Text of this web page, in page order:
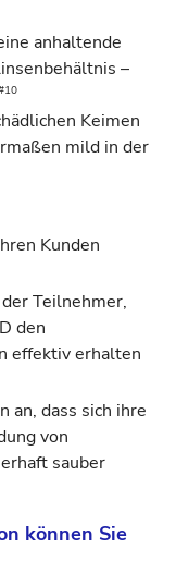
anhaltende
–
Keimen
mild in der
Kunden
Teilnehmer,
den
effektiv erhalten
an, dass sich ihre
von
sauber
können Sie